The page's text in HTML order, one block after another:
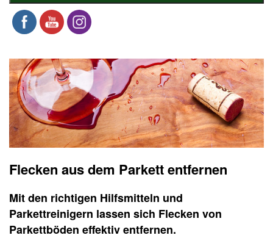
Flecken aus dem Parkett entfernen
Mit den richtigen Hilfsmitteln und
Parkettreinigern lassen sich Flecken von
Parkettböden effektiv entfernen.